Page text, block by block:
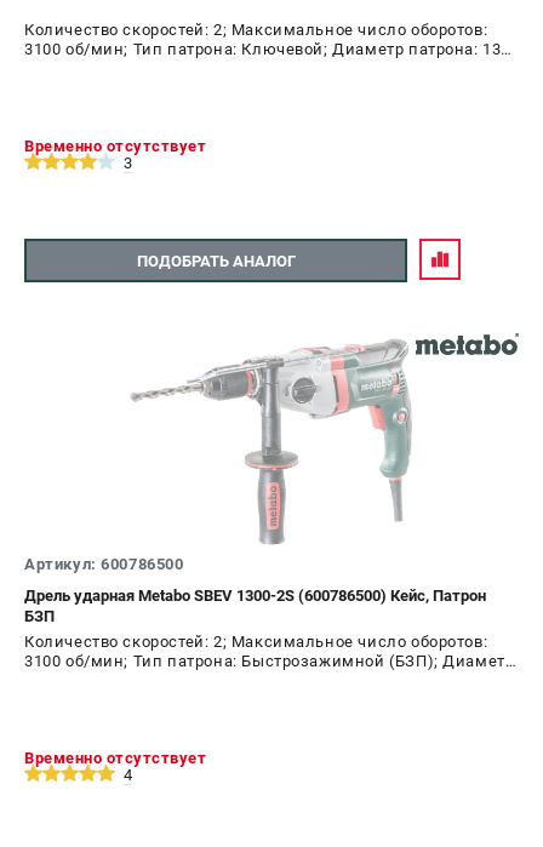
Количество скоростей: 2; Максимальное число оборотов:
3100 об/мин; Тип патрона: Ключевой; Диаметр патрона: 13
Временно отсутствует
3
ПОДОБРАТЬ АНАЛОГ
Артикул: 600786500
Дрель ударная Metabo SBEV 1300-2S (600786500) Кейс, Патрон
БЗП
Количество скоростей: 2; Максимальное число оборотов:
3100 об/мин; Тип патрона: Быстрозажимной (БЗП); Диаметр
Временно отсутствует
4